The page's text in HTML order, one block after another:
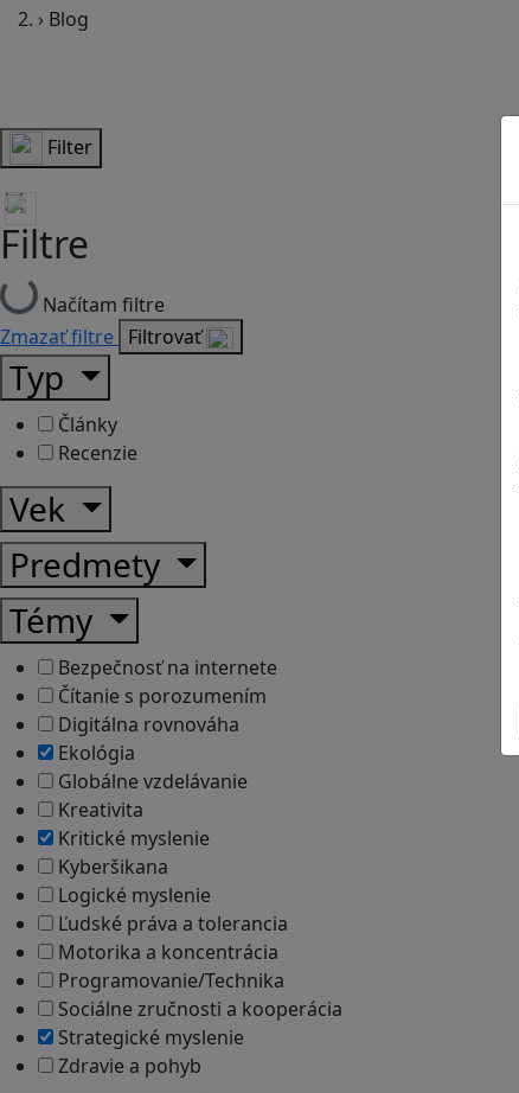
› Blog
Filter
Filtre
Načítam filtre
Zmazať filtre Filtrovať
Typ
Články
Recenzie
Vek
Predmety
Témy
Bezpečnosť na internete
Čítanie s porozumením
Digitálna rovnováha
Ekológia
Globálne vzdelávanie
Kreativita
Kritické myslenie
Kyberšikana
Logické myslenie
Ľudské práva a tolerancia
Motorika a koncentrácia
Programovanie/Technika
Sociálne zručnosti a kooperácia
Strategické myslenie
Zdravie a pohyb